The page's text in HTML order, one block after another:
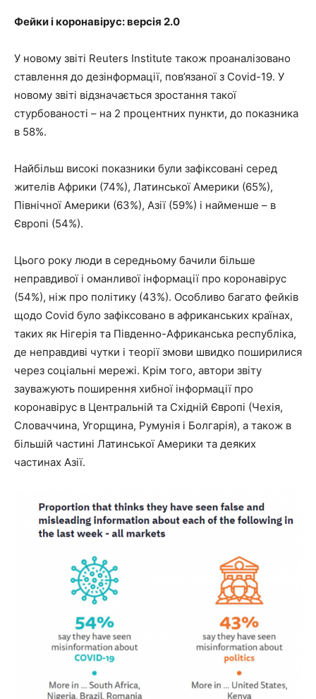
Фейки і коронавірус: версія 2.0
У новому звіті Reuters Institute також проаналізовано
ставлення до дезінформації, пов’язаної з Covid-19. У
новому звіті відзначається зростання такої
стурбованості – на 2 процентних пункти, до показника
в 58%.
Найбільш високі показники були зафіксовані серед
жителів Африки (74%), Латинської Америки (65%),
Північної Америки (63%), Азії (59%) і найменше – в
Європі (54%).
Цього року люди в середньому бачили більше
неправдивої і оманливої інформації про коронавірус
(54%), ніж про політику (43%). Особливо багато фейків
щодо Covid було зафіксовано в африканських країнах,
таких як Нігерія та Південно-Африканська республіка,
де неправдиві чутки і теорії змови швидко поширилися
через соціальні мережі. Крім того, автори звіту
зауважують поширення хибної інформації про
коронавірус в Центральній та Східній Європі (Чехія,
Словаччина, Угорщина, Румунія і Болгарія), а також в
більшій частині Латинської Америки та деяких
частинах Азії.